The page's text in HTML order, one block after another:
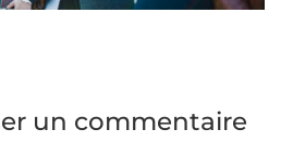
un commentaire